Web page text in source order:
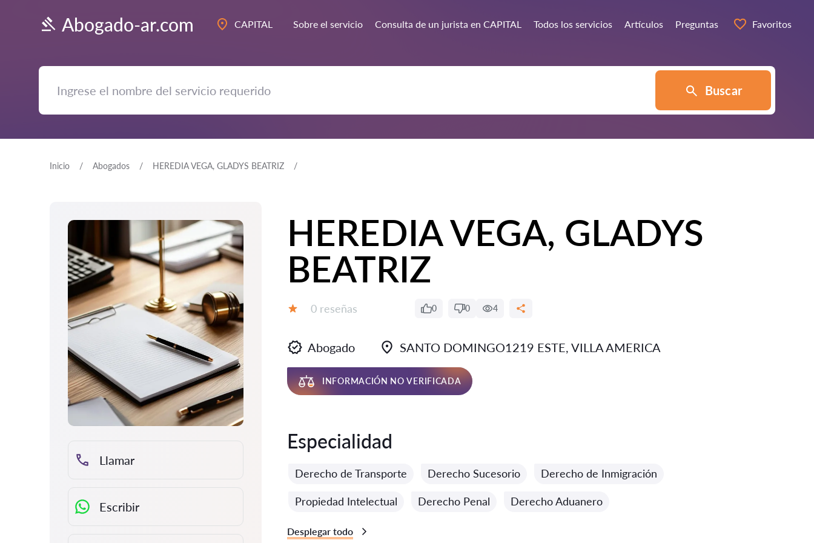
Abogado-ar.com CAPITAL Sobre el servicio Consulta de un jurista en CAPITAL Todos los servicios Artículos Preguntas Favoritos
Buscar
Inicio Abogados HEREDIA VEGA, GLADYS BEATRIZ
Llamar
Escribir
HEREDIA VEGA, GLADYS
BEATRIZ
Número de reseñas:
0 reseñas 0 0 4
Abogado SANTO DOMINGO1219 ESTE, VILLA AMERICA
INFORMACIÓN NO VERIFICADA
Especialidad
Derecho de Transporte Derecho Sucesorio Derecho de Inmigración
Propiedad Intelectual Derecho Penal Derecho Aduanero
Desplegar todo